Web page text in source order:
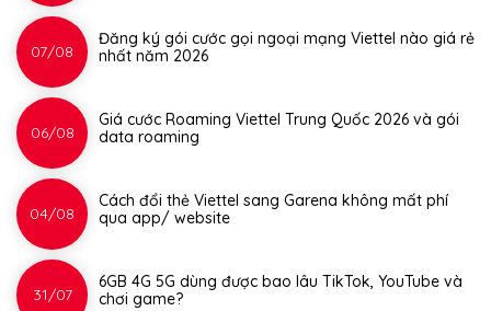
07/08
Đăng ký gói cước gọi ngoại mạng Viettel nào giá rẻ
nhất năm 2026
06/08
Giá cước Roaming Viettel Trung Quốc 2026 và gói
data roaming
04/08
Cách đổi thẻ Viettel sang Garena không mất phí
qua app/ website
31/07
6GB 4G 5G dùng được bao lâu TikTok, YouTube và
chơi game?